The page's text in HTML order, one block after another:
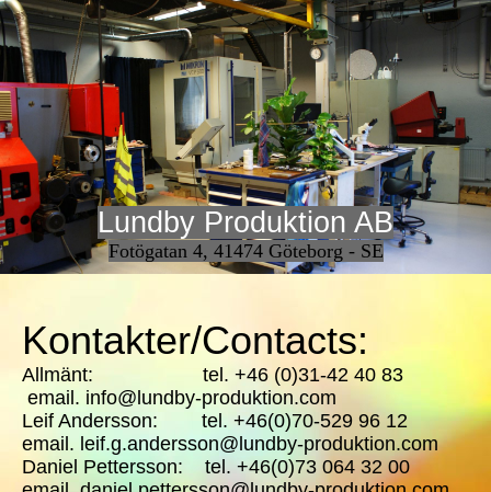
Lundby Produktion AB
Fotögatan 4, 41474 Göteborg - SE
Kontakter/Contacts:
Allmänt: tel. +46 (0)31-42 40 83
email. info@lundby-produktion.com
Leif Andersson: tel. +46(0)70-529 96 12
email. leif.g.andersson@lundby-produktion.com
Daniel Pettersson: tel. +46(0)73 064 32 00